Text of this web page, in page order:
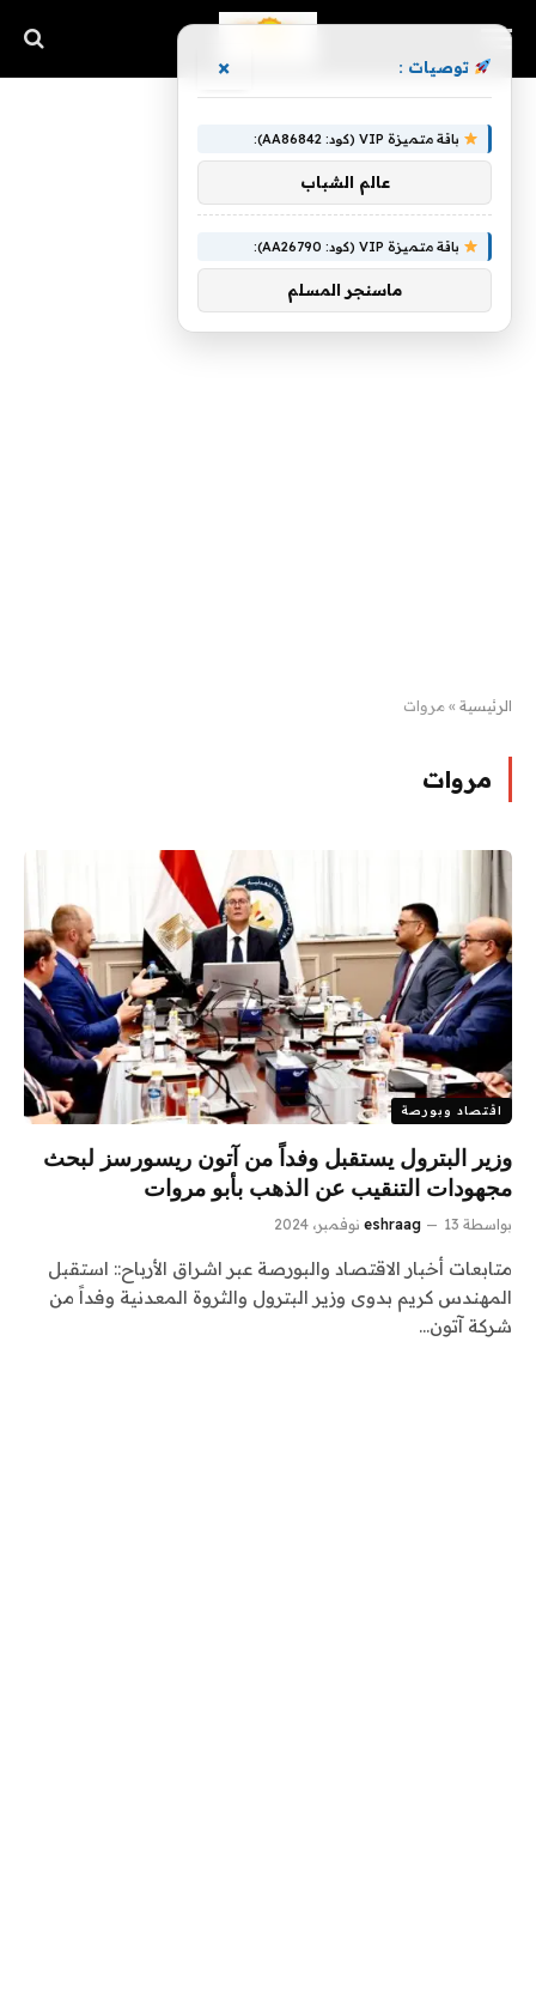
الرئيسية » مروات
مروات
اقتصاد وبورصة
وزير البترول يستقبل وفداً من آتون ريسورسز لبحث
مجهودات التنقيب عن الذهب بأبو مروات
بواسطة eshraag 13 نوفمبر، 2024
متابعات أخبار الاقتصاد والبورصة عبر اشراق الأرباح:: استقبل
المهندس كريم بدوى وزير البترول والثروة المعدنية وفداً من
شركة آتون…
توصيات : ×
باقة متميزة VIP (كود: AA86842):
عالم الشباب
باقة متميزة VIP (كود: AA26790):
ماسنجر المسلم